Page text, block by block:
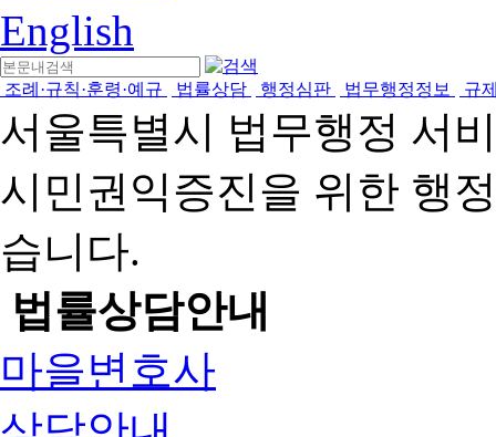
English
조례·규칙·훈령·예규 법률상담 행정심판 법무행정정보 규
서울특별시 법무행정 서
시민권익증진을 위한 행
습니다.
법률상담안내
마을변호사